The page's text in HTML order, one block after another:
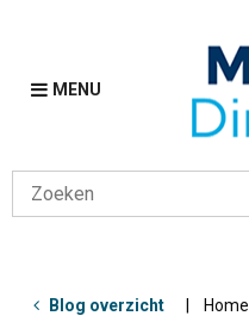
MENU
Blog overzicht Home